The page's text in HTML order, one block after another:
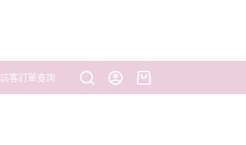
訪客訂單查詢